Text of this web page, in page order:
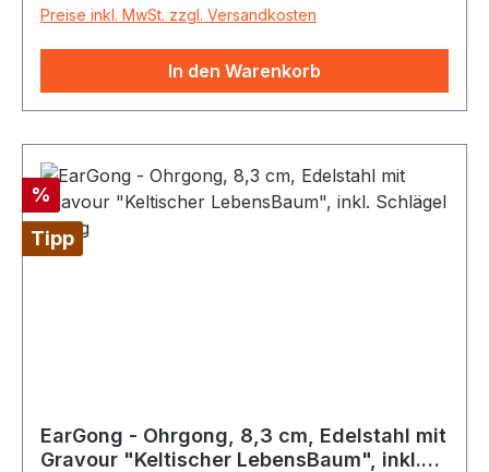
Dämpfungssystem ist ein ideales Zubehör für
einstellbaren Dämpfungsscheibe ist es möglich
einen Gong dauerhaft stummzuschalten oder
variabel abzudämpfen, je nach Spielsituation.
Preise inkl. MwSt. zzgl. Versandkosten
In den Warenkorb
Rabatt
%
Tipp
EarGong - Ohrgong, 8,3 cm, Edelstahl mit
Gravour "Keltischer LebensBaum", inkl.